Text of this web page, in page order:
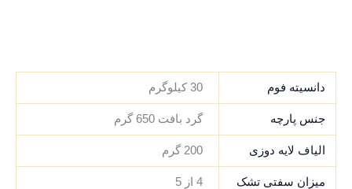
دانسیته فوم 30 کیلوگرم
جنس پارچه گرد بافت 650 گرم
الیاف لایه دوزی 200 گرم
میزان سفتی تشک 4 از 5